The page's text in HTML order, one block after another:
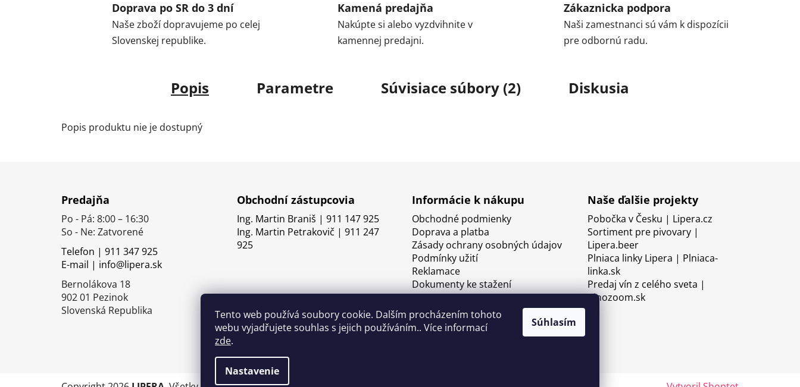
Tento web používá soubory cookie. Dalším procházením tohoto
webu vyjadřujete souhlas s jejich používáním.. Více informací
zde.
Nastavenie
Súhlasím
Doprava po SR do 3 dní
Naše zboží dopravujeme po celej
Slovenskej republike.
Kamená predajňa
Nakúpte si alebo vyzdvihnite v
kamennej predajni.
Zákaznicka podpora
Naši zamestnanci sú vám k dispozícii
pre odbornú radu.
Popis Parametre Súvisiace súbory (2) Diskusia
Popis produktu nie je dostupný
Predajňa
Po - Pá: 8:00 – 16:30
So - Ne: Zatvorené
Telefon | 911 347 925
E-mail | info@lipera.sk
Bernolákova 18
902 01 Pezinok
Slovenská Republika
Obchodní zástupcovia
Ing. Martin Braniš | 911 147 925
Ing. Martin Petrakovič | 911 247
925
Informácie k nákupu
Obchodné podmienky
Doprava a platba
Zásady ochrany osobných údajov
Podmínky užití
Reklamace
Dokumenty ke stažení
Naše ďalšie projekty
Pobočka v Česku | Lipera.cz
Sortiment pre pivovary |
Lipera.beer
Plniaca linky Lipera | Plniaca-
linka.sk
Predaj vín z celého sveta |
Vinozoom.sk